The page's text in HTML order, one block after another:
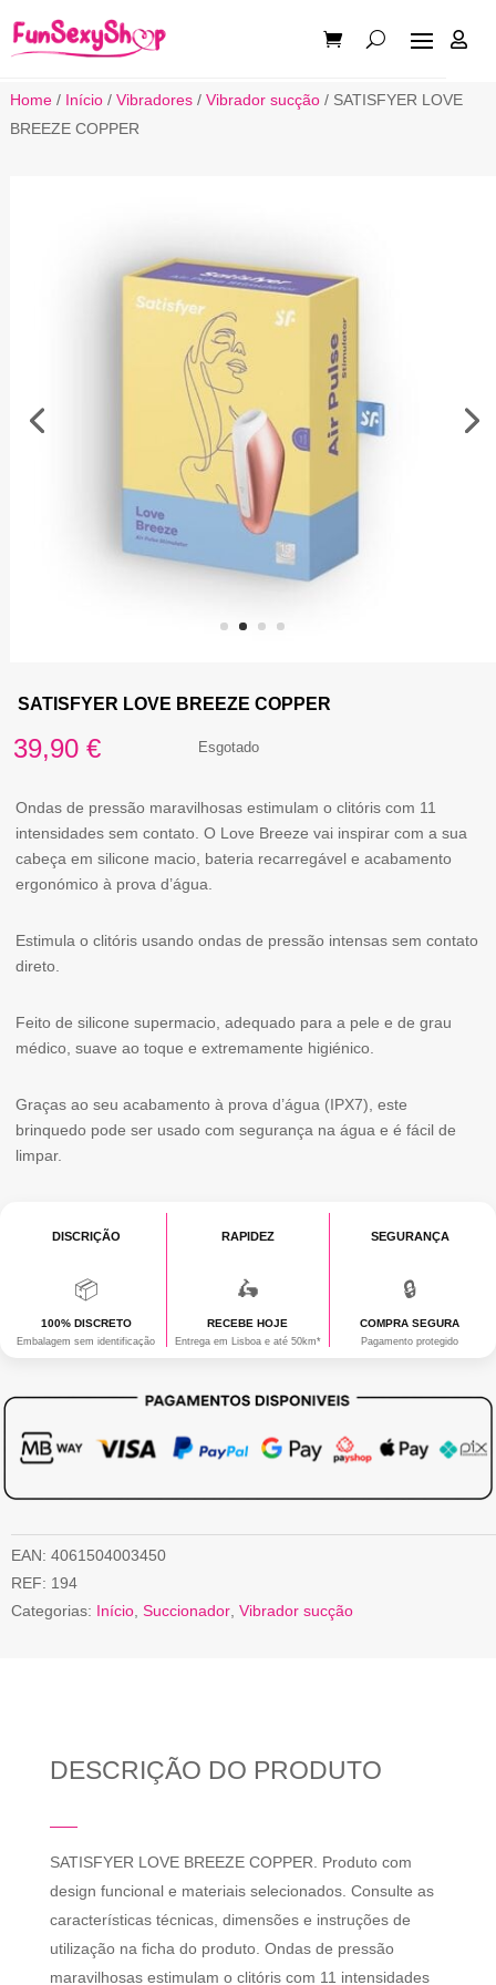

Home/ Início/ Vibradores/ Vibrador sucção/ SATISFYER LOVE
BREEZE COPPER
SATISFYER LOVE BREEZE COPPER
39,90 € Esgotado
Ondas de pressão maravilhosas estimulam o clitóris com 11
intensidades sem contato. O Love Breeze vai inspirar com a sua
cabeça em silicone macio, bateria recarregável e acabamento
ergonómico à prova d’água.
Estimula o clitóris usando ondas de pressão intensas sem contato
direto.
Feito de silicone supermacio, adequado para a pele e de grau
médico, suave ao toque e extremamente higiénico.
Graças ao seu acabamento à prova d’água (IPX7), este
brinquedo pode ser usado com segurança na água e é fácil de
limpar.
DISCRIÇÃO
📦
100% DISCRETO
Embalagem sem identificação
RAPIDEZ
🛵
RECEBE HOJE
Entrega em Lisboa e até 50km*
SEGURANÇA
🔒
COMPRA SEGURA
Pagamento protegido
EAN: 4061504003450
REF: 194
Categorias: Início Succionador Vibrador sucção
DESCRIÇÃO DO PRODUTO
SATISFYER LOVE BREEZE COPPER. Produto com
design funcional e materiais selecionados. Consulte as
características técnicas, dimensões e instruções de
utilização na ficha do produto. Ondas de pressão
maravilhosas estimulam o clitóris com 11 intensidades